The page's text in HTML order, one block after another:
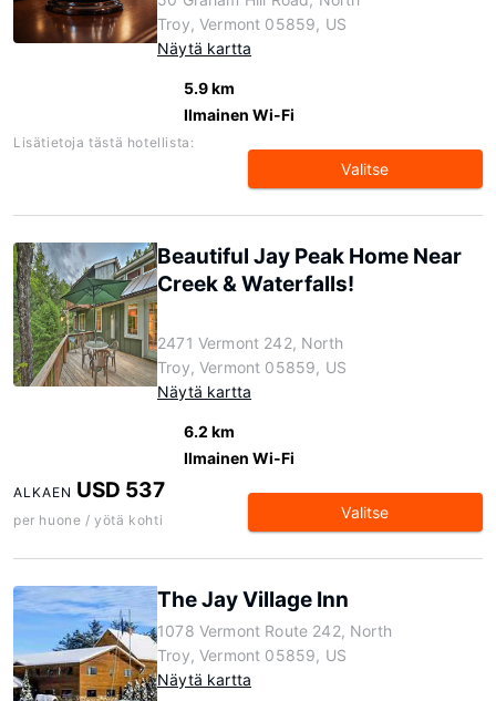
Troy, Vermont 05859, US
Näytä kartta
5.9 km
Ilmainen Wi-Fi
Lisätietoja tästä hotellista:
Valitse
Beautiful Jay Peak Home Near
Creek & Waterfalls!
2471 Vermont 242, North
Troy, Vermont 05859, US
Näytä kartta
6.2 km
Ilmainen Wi-Fi
ALKAEN USD 537
per huone / yötä kohti Valitse
The Jay Village Inn
1078 Vermont Route 242, North
Troy, Vermont 05859, US
Näytä kartta